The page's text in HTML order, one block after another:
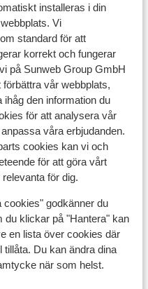
installeras i din
Vi
standard för att
korrekt och fungerar
på Sunweb Group GmbH
vår webbplats,
den information du
för att analysera vår
våra erbjudanden.
cookies kan vi och
för att göra vårt
för dig.
godkänner du
du klickar på "Hantera" kan
en lista över cookies där
Du kan ändra dina
när som helst.
Thabor